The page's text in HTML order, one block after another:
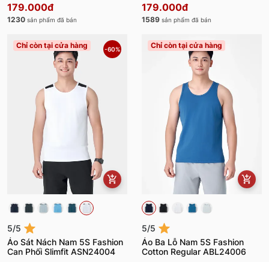
179.000đ
1230 sản phẩm đã bán
179.000đ
1589 sản phẩm đã bán
Chỉ còn tại cửa hàng -60%
5/5
Áo Sát Nách Nam 5S Fashion
Can Phối Slimfit ASN24004
Chỉ còn tại cửa hàng
5/5
Áo Ba Lỗ Nam 5S Fashion
Cotton Regular ABL24006